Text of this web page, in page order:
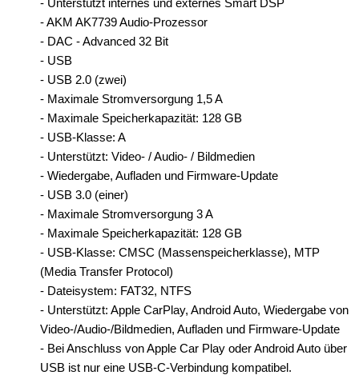
- Unterstützt internes und externes Smart DSP
- AKM AK7739 Audio-Prozessor
- DAC - Advanced 32 Bit
- USB
- USB 2.0 (zwei)
- Maximale Stromversorgung 1,5 A
- Maximale Speicherkapazität: 128 GB
- USB-Klasse: A
- Unterstützt: Video- / Audio- / Bildmedien
- Wiedergabe, Aufladen und Firmware-Update
- USB 3.0 (einer)
- Maximale Stromversorgung 3 A
- Maximale Speicherkapazität: 128 GB
- USB-Klasse: CMSC (Massenspeicherklasse), MTP
(Media Transfer Protocol)
- Dateisystem: FAT32, NTFS
- Unterstützt: Apple CarPlay, Android Auto, Wiedergabe von
Video-/Audio-/Bildmedien, Aufladen und Firmware-Update
- Bei Anschluss von Apple Car Play oder Android Auto über
USB ist nur eine USB-C-Verbindung kompatibel.